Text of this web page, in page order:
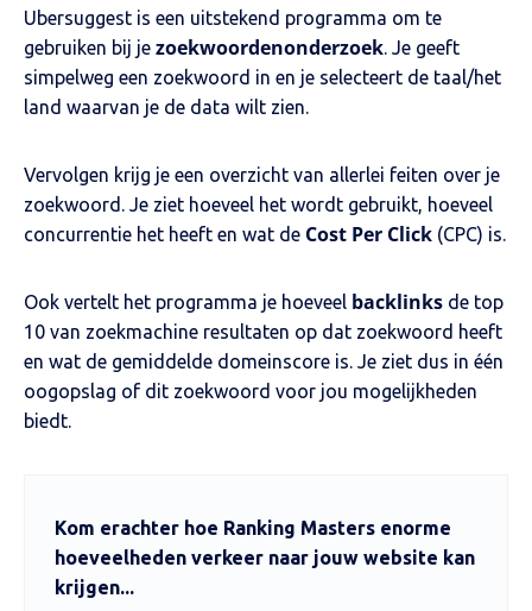
Ubersuggest is een uitstekend programma om te
gebruiken bij je zoekwoordenonderzoek. Je geeft
simpelweg een zoekwoord in en je selecteert de taal/het
land waarvan je de data wilt zien.
Vervolgen krijg je een overzicht van allerlei feiten over je
zoekwoord. Je ziet hoeveel het wordt gebruikt, hoeveel
concurrentie het heeft en wat de Cost Per Click (CPC) is.
Ook vertelt het programma je hoeveel backlinks de top
10 van zoekmachine resultaten op dat zoekwoord heeft
en wat de gemiddelde domeinscore is. Je ziet dus in één
oogopslag of dit zoekwoord voor jou mogelijkheden
biedt.
Kom erachter hoe Ranking Masters enorme
hoeveelheden verkeer naar jouw website kan
krijgen...